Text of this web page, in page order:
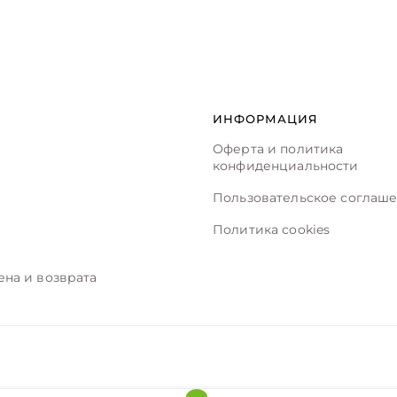
и возврата
ИНФОРМАЦИЯ
Оферта и политика
конфиденциальности
Пользовательское
Политика cookies